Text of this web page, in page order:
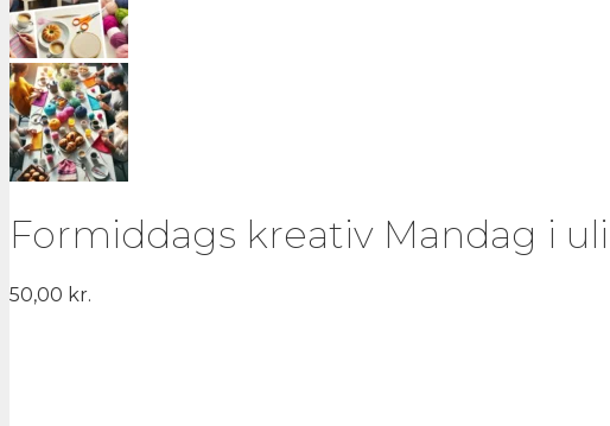
Formiddags kreativ Mandag i
50,00 kr.